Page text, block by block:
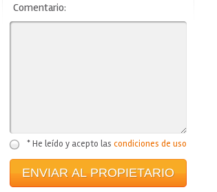
Comentario:
* He leído y acepto las condiciones de uso